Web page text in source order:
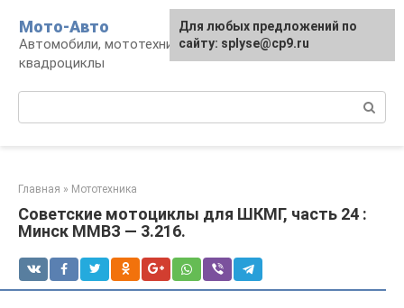
контенту
Мото-Авто
Автомобили, мототехника, снегоходы,
квадроциклы
Главная » Мототехника
Советские мотоциклы для ШКМГ, часть 24 :
Минск ММВЗ — 3.216.
Для любых предложений по
сайту: splyse@cp9.ru